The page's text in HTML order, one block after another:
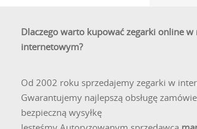
Dlaczego warto kupować zegarki online w
internetowym?
Od 2002 roku sprzedajemy zegarki w
Gwarantujemy najlepszą obsługę
bezpieczną wysyłkę